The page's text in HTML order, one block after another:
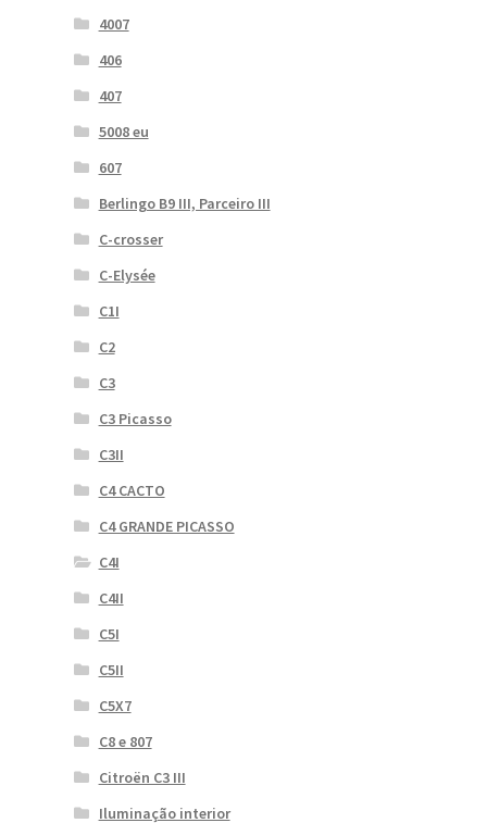
4007
406
407
5008 eu
607
Berlingo B9 III, Parceiro III
C-crosser
C-Elysée
C1I
C2
C3
C3 Picasso
C3II
C4 CACTO
C4 GRANDE PICASSO
C4I
C4II
C5I
C5II
C5X7
C8 e 807
Citroën C3 III
Iluminação interior